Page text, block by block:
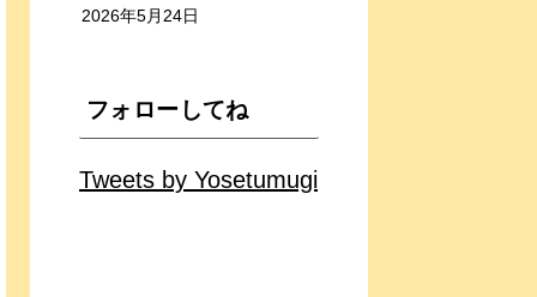
2026年5月24日
フォローしてね
Tweets by Yosetumugi